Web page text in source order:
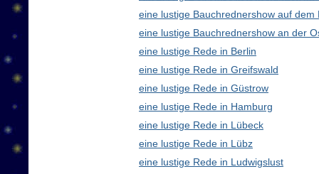
eine lustige Bauchrednershow auf dem
eine lustige Bauchrednershow an der
eine lustige Rede in Berlin
eine lustige Rede in Greifswald
eine lustige Rede in Güstrow
eine lustige Rede in Hamburg
eine lustige Rede in Lübeck
eine lustige Rede in Lübz
eine lustige Rede in Ludwigslust